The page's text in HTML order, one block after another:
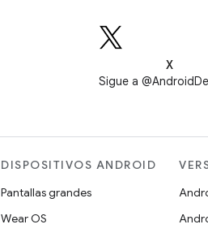
X
Sigue a
DISPOSITIVOS ANDROID
Pantallas grandes
Wear OS